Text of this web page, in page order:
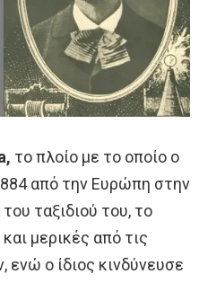
το πλοίο με το οποίο ο
από την Ευρώπη στην
ταξιδιού του, το
μερικές από τις
ο ίδιος κινδύνευσε